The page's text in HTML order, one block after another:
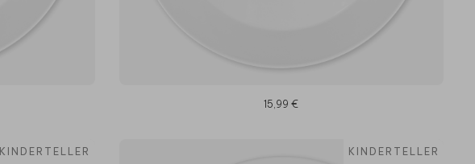
15,99 €
KINDERTELLER KINDERTELLER